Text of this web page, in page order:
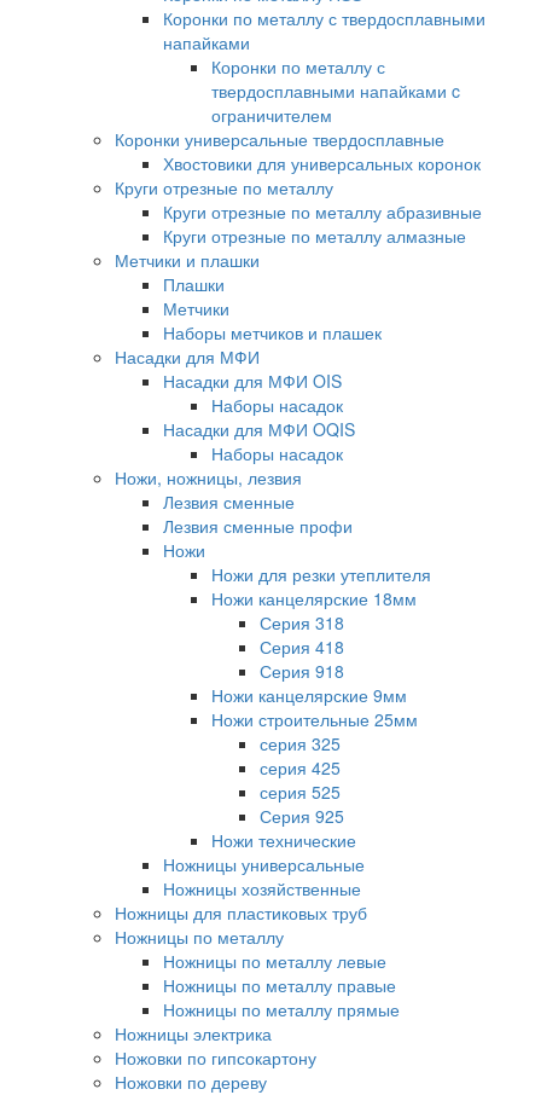
Коронки по металлу с твердосплавными
напайками
Коронки по металлу с
твердосплавными напайками c
ограничителем
Коронки универсальные твердосплавные
Хвостовики для универсальных коронок
Круги отрезные по металлу
Круги отрезные по металлу абразивные
Круги отрезные по металлу алмазные
Метчики и плашки
Плашки
Метчики
Наборы метчиков и плашек
Насадки для МФИ
Насадки для МФИ OIS
Наборы насадок
Насадки для МФИ OQIS
Наборы насадок
Ножи, ножницы, лезвия
Лезвия сменные
Лезвия сменные профи
Ножи
Ножи для резки утеплителя
Ножи канцелярские 18мм
Серия 318
Серия 418
Серия 918
Ножи канцелярские 9мм
Ножи строительные 25мм
серия 325
серия 425
серия 525
Серия 925
Ножи технические
Ножницы универсальные
Ножницы хозяйственные
Ножницы для пластиковых труб
Ножницы по металлу
Ножницы по металлу левые
Ножницы по металлу правые
Ножницы по металлу прямые
Ножницы электрика
Ножовки по гипсокартону
Ножовки по дереву